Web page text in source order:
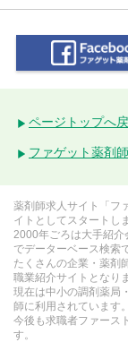
ページトップへ
ファゲット薬剤
薬剤師求人サイト「フ
イトとしてスタートし
2000年ごろは大手紹
でデーターベース検索
たくさんの企業・薬剤
職業紹介サイトとなり
現在は中小の調剤薬局
師に利用されています。
今後も求職者ファース
す。